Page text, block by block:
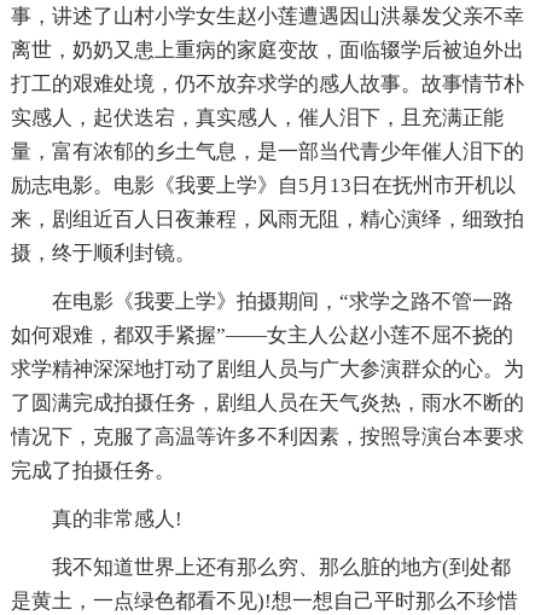
事，讲述了山村小学女生赵小莲遭遇因山洪暴发父亲不幸
离世，奶奶又患上重病的家庭变故，面临辍学后被迫外出
打工的艰难处境，仍不放弃求学的感人故事。故事情节朴
实感人，起伏迭宕，真实感人，催人泪下，且充满正能
量，富有浓郁的乡土气息，是一部当代青少年催人泪下的
励志电影。电影《我要上学》自5月13日在抚州市开机以
来，剧组近百人日夜兼程，风雨无阻，精心演绎，细致拍
摄，终于顺利封镜。
在电影《我要上学》拍摄期间，“求学之路不管一路
如何艰难，都双手紧握”——女主人公赵小莲不屈不挠的
求学精神深深地打动了剧组人员与广大参演群众的心。为
了圆满完成拍摄任务，剧组人员在天气炎热，雨水不断的
情况下，克服了高温等许多不利因素，按照导演台本要求
完成了拍摄任务。
真的非常感人!
我不知道世界上还有那么穷、那么脏的地方(到处都
是黄土，一点绿色都看不见)!想一想自己平时那么不珍惜